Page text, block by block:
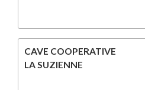
CAVE COOPERATIVE
LA SUZIENNE